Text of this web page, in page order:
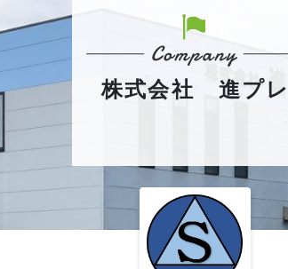
株式会社 進プレ